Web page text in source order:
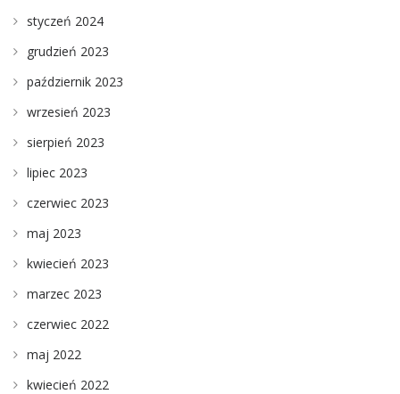
styczeń 2024
grudzień 2023
październik 2023
wrzesień 2023
sierpień 2023
lipiec 2023
czerwiec 2023
maj 2023
kwiecień 2023
marzec 2023
czerwiec 2022
maj 2022
kwiecień 2022